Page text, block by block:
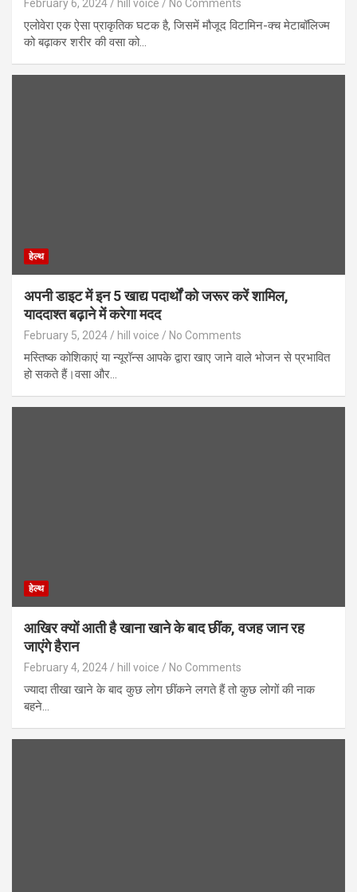
February 6, 2024 hill voice No Comments
एलोवेरा एक ऐसा प्राकृतिक घटक है, जिसमें मौजूद विटामिन-क्च मेटाबॉलिज्म
को बढ़ाकर शरीर की वसा को…
हेल्थ
अपनी डाइट में इन 5 खाद्य पदार्थों को जरूर करें शामिल,
याददाश्त बढ़ाने में करेगा मदद
February 5, 2024 hill voice No Comments
मस्तिष्क कोशिकाएं या न्यूरॉन्स आपके द्वारा खाए जाने वाले भोजन से प्रभावित
हो सकते हैं।वसा और…
हेल्थ
आखिर क्यों आती है खाना खाने के बाद छींक, वजह जान रह
जाएंगे हैरान
February 4, 2024 hill voice No Comments
ज्यादा तीखा खाने के बाद कुछ लोग छींकने लगते हैं तो कुछ लोगों की नाक
बहने…